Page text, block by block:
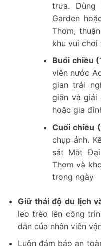
trưa.
Garden
Thơm,
khu vui chơi
Buổi chiều
viên nước
gian trải
giãn và giải
hoặc gia
Cuối chiều
chụp ảnh.
sát Mắt
Thơm và
trong ngày
Giữ thái độ du lịch
leo trèo lên công
dẫn của nhân viên
Luôn đảm bảo an